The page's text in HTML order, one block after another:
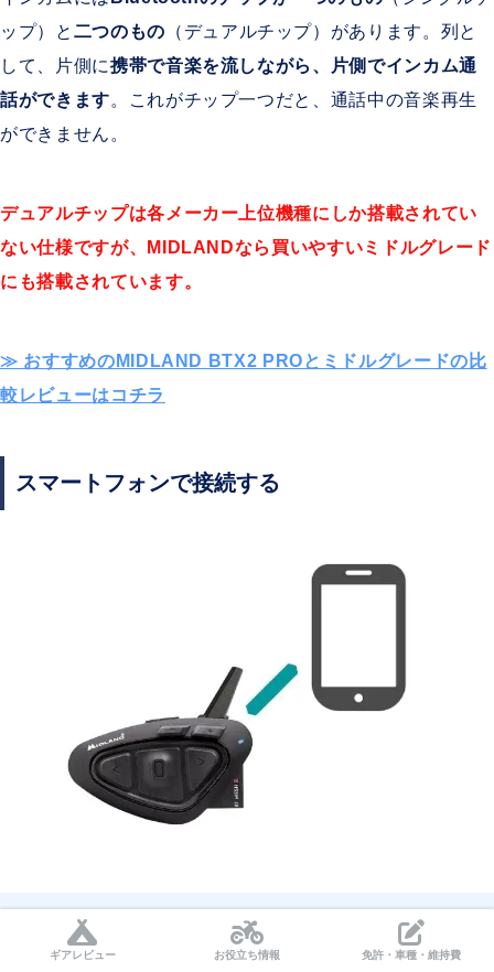
ップ）と 二つのもの （デュアルチップ）があります。列と
して、片側に携帯で音楽を流しながら、片側でインカム通
話ができます。これがチップ一つだと、通話中の音楽再生
ができません。
デュアルチップは各メーカー上位機種にしか搭載されてい
ない仕様ですが、MIDLANDなら買いやすいミドルグレード
にも搭載されています。
≫ おすすめのMIDLAND BTX2 PROとミドルグレードの比
較レビューはコチラ
スマートフォンで接続する
携帯のアプリから接続をサポートできます
ギアレビュー お役立ち情報 免許・車種・維持費